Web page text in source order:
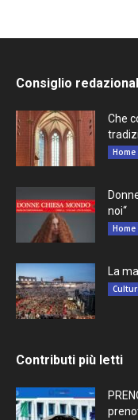
Consiglio
Che
Home
noi“
Home
La
Contributi più letti